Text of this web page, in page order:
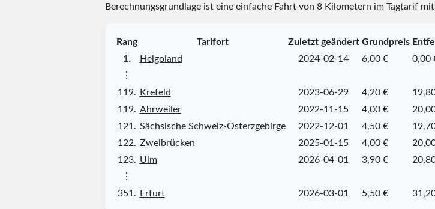
Berechnungsgrundlage ist eine einfache Fahrt von 8 Kilometern im Tagtarif
Rang Tarifort Zuletzt geändert Grundpreis
1.
Helgoland 2024-02-14 6,00 € 0,00
⋮
119.
Krefeld 2023-06-29 4,20 €
119. Ahrweiler 2022-11-15 4,00 €
121. Sächsische Schweiz-Osterzgebirge 2022-12-01 4,50 €
122. Zweibrücken 2025-01-15 4,00 €
123. Ulm 2026-04-01 3,90 €
⋮
351.
Erfurt 2026-03-01 5,50 €